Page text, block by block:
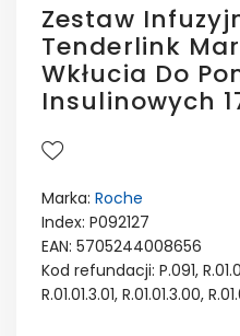
Zestaw
Tenderlink
Wkłucia Do
Insulinowych
Marka: Roche
Index: P092127
EAN: 5705244008656
Kod refundacji: P.091,
R.01.01.3.01, R.01.01.3.00,